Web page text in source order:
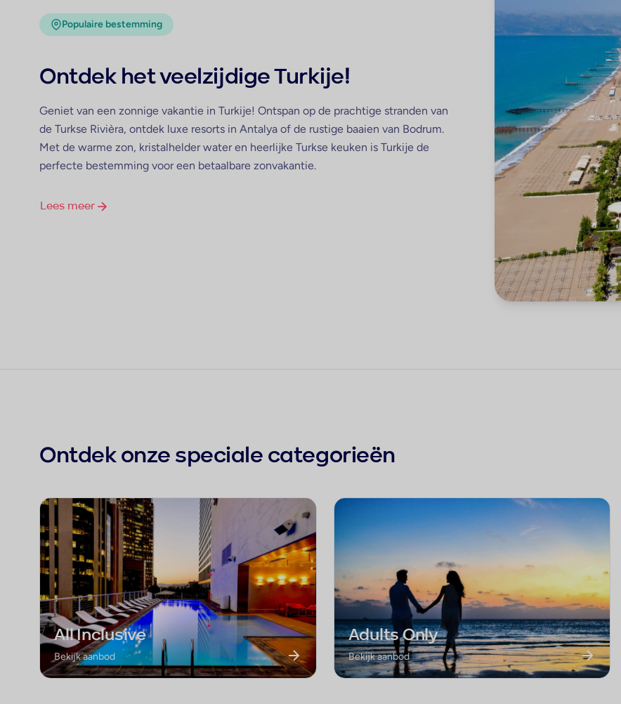
Populaire bestemming
Ontdek het veelzijdige Turkije!
Geniet van een zonnige vakantie in Turkije! Ontspan op de prachtige stranden van
de Turkse Rivièra, ontdek luxe resorts in Antalya of de rustige baaien van Bodrum.
Met de warme zon, kristalhelder water en heerlijke Turkse keuken is Turkije de
perfecte bestemming voor een betaalbare zonvakantie.
Lees meer
Ontdek onze speciale categorieën
All Inclusive
Bekijk aanbod
Adults Only
Bekijk aanbod